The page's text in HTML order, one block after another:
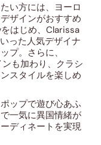
い方には、ヨーロ
ザインがおすすめ
はじめ、Clarissa
った人気デザイナ
プ。さらに、
も加わり、クラシ
スタイルを楽しめ
ップで遊び心あふ
一気に異国情緒が
ディネートを実現